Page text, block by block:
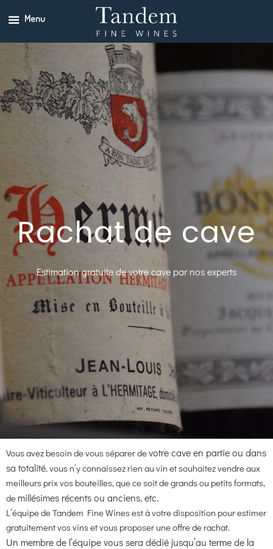
Rachat de cave
Estimation gratuite de votre cave par nos experts
Vous avez besoin de vous séparer devotre cave en partie ou dans
sa totalité, vous n’y connaissez rien au vin et souhaitez vendre aux
meilleurs prix vos bouteilles, que ce soit de grands ou petits formats,
de millésimes récents ou anciens, etc.
L’équipe de Tandem Fine Wines est à votre disposition pour estimer
gratuitement vos vins et vous proposer une offre de rachat.
Un membre de l’équipe vous sera dédié jusqu’au terme de la
Menu